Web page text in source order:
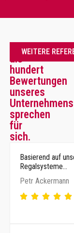
Mehr
als
hundert
Bewertungen
unseres
Unternehmens
sprechen
für
sich.
WEITERE
Basierend auf
Regalsysteme…
Petr Ackermann